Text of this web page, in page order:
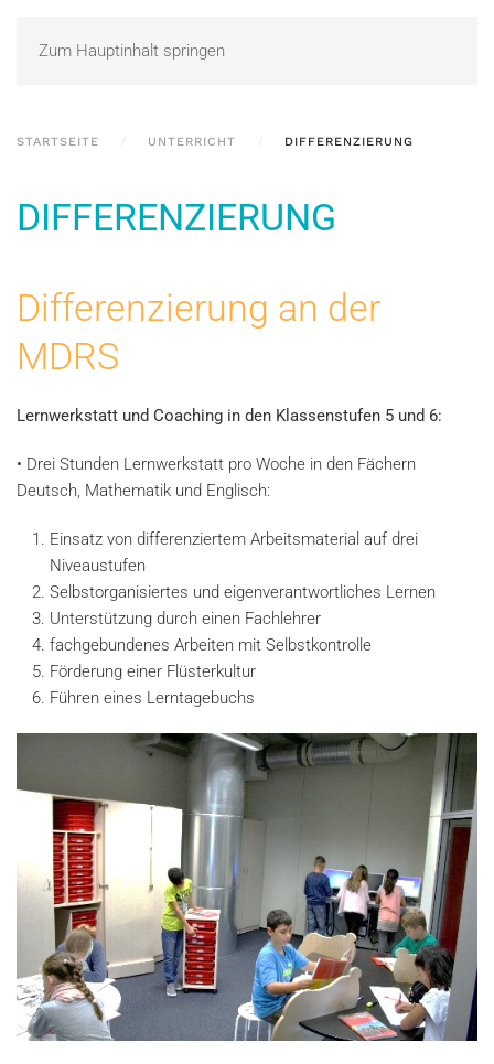
Zum Hauptinhalt springen
STARTSEITE UNTERRICHT DIFFERENZIERUNG
DIFFERENZIERUNG
Differenzierung an der
MDRS
Lernwerkstatt und Coaching in den Klassenstufen 5 und 6:
• Drei Stunden Lernwerkstatt pro Woche in den Fächern
Deutsch, Mathematik und Englisch:
Einsatz von differenziertem Arbeitsmaterial auf drei
Niveaustufen
Selbstorganisiertes und eigenverantwortliches Lernen
Unterstützung durch einen Fachlehrer
fachgebundenes Arbeiten mit Selbstkontrolle
Förderung einer Flüsterkultur
Führen eines Lerntagebuchs